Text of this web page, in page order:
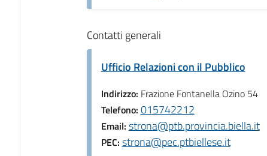
Contatti generali
Ufficio Relazioni con il Pubblico
Indirizzo: Frazione Fontanella Ozino 54
Telefono: 015742212
Email: strona@ptb.provincia.biella.it
PEC: strona@pec.ptbiellese.it